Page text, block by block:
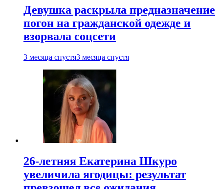
Девушка раскрыла предназначение
погон на гражданской одежде и
взорвала соцсети
3 месяца спустя3 месяца спустя
26-летняя Екатерина Шкуро
увеличила ягодицы: результат